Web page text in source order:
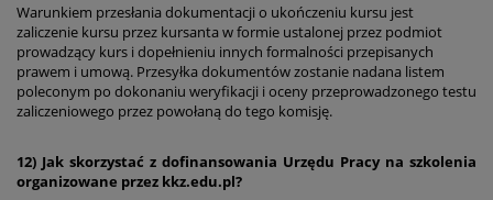
Warunkiem przesłania dokumentacji o ukończeniu kursu jest
zaliczenie kursu przez kursanta w formie ustalonej przez podmiot
prowadzący kurs i dopełnieniu innych formalności przepisanych
prawem i umową. Przesyłka dokumentów zostanie nadana listem
poleconym po dokonaniu weryfikacji i oceny przeprowadzonego testu
zaliczeniowego przez powołaną do tego komisję.
12) Jak skorzystać z dofinansowania Urzędu Pracy na szkolenia
organizowane przez kkz.edu.pl?